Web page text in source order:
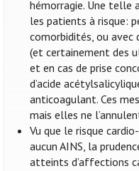
hémorragie. Une telle
les patients à risque:
comorbidités, ou avec
(et certainement des
et en cas de prise
d’acide
anticoagulant. Ces
mais elles ne
Vu que le risque
aucun AINS, la
atteints d’affections